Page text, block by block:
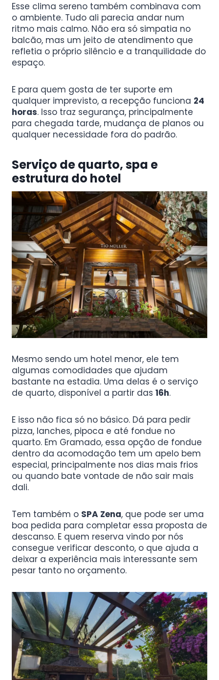
Esse clima sereno também combinava com
o ambiente. Tudo ali parecia andar num
ritmo mais calmo. Não era só simpatia no
balcão, mas um jeito de atendimento que
refletia o próprio silêncio e a tranquilidade do
espaço.
E para quem gosta de ter suporte em
qualquer imprevisto, a recepção funciona 24
horas. Isso traz segurança, principalmente
para chegada tarde, mudança de planos ou
qualquer necessidade fora do padrão.
Serviço de quarto, spa e
estrutura do hotel
Mesmo sendo um hotel menor, ele tem
algumas comodidades que ajudam
bastante na estadia. Uma delas é o serviço
de quarto, disponível a partir das 16h.
E isso não fica só no básico. Dá para pedir
pizza, lanches, pipoca e até fondue no
quarto. Em Gramado, essa opção de fondue
dentro da acomodação tem um apelo bem
especial, principalmente nos dias mais frios
ou quando bate vontade de não sair mais
dali.
Tem também o SPA Zena, que pode ser uma
boa pedida para completar essa proposta de
descanso. E quem reserva vindo por nós
consegue verificar desconto, o que ajuda a
deixar a experiência mais interessante sem
pesar tanto no orçamento.